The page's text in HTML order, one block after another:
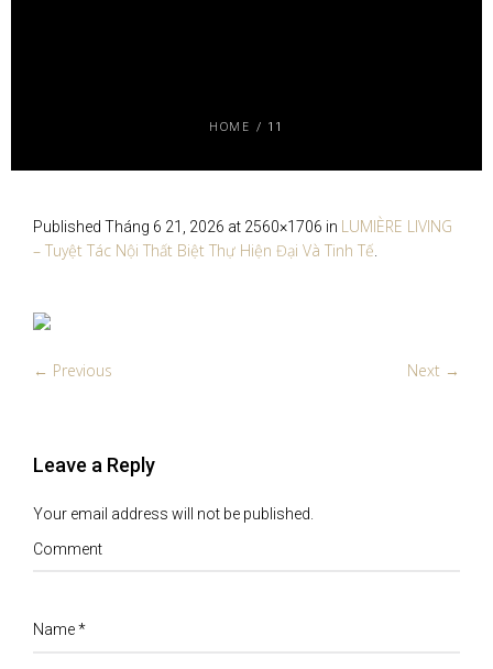
HOME / 11
Published Tháng 6 21, 2026 at 2560×1706 in LUMIÈRE LIVING
– Tuyệt Tác Nội Thất Biệt Thự Hiện Đại Và Tinh Tế.
← Previous Next →
Leave a Reply
Your email address will not be published.
Comment
Name*